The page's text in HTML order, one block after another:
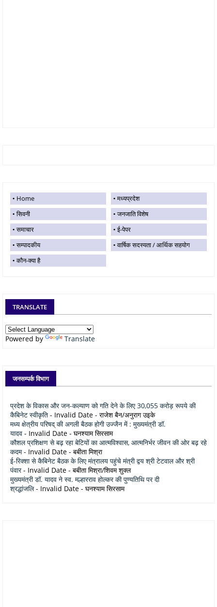
Home
मध्यप्रदेश
सिवनी
जनजाति विशेष
समाचार
ई-पेपर
सम्पादकीय
वार्षिक सदस्यता / आर्थिक सहयोग
कौन-क्या है
TRANSLATE
Powered by Translate
जनसम्पर्क विभाग
प्रदेश के विकास और जन-कल्याण को गति देने के लिए 30,055 करोड़ रूपये की
कैबिनेट स्वीकृति - Invalid Date - राजेश बैन/अनुराग उइके
मध्य क्षेत्रीय परिषद् की अगली बैठक होगी उज्जैन में : मुख्यमंत्री डॉ.
यादव - Invalid Date - घनश्याम सिरसाम
कौशल प्रशिक्षण से बढ़ रहा बेटियों का आत्मविश्वास, आत्मनिर्भर जीवन की ओर बढ़ रहे
कदम- Invalid Date - बबीता मिश्रा
ई-रिक्शा से कैबिनेट बैठक के लिए मंत्रालय पहुंचे मंत्री द्वय श्री टेटवाल और श्री
पंवार- Invalid Date - बबीता मिश्रा/शिवम शुक्ल
मुख्यमंत्री डॉ. यादव ने स्व. मल्हारराव होल्कर की पुण्यतिथि पर दी
श्रद्धांजलि- Invalid Date - घनश्याम सिरसाम